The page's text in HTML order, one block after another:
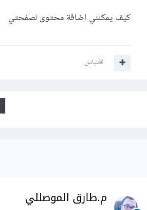
كيف يمكنني اضافة محتوى لصفحتي
اقتباس
م.طارق الموصللي